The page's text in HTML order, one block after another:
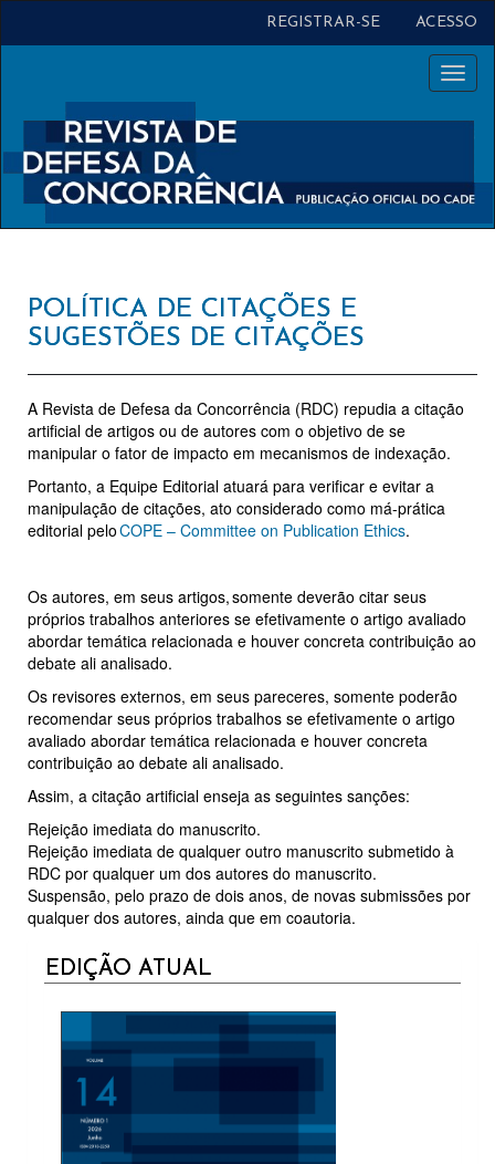
Lateral
REGISTRAR-SE ACESSO
POLÍTICA DE CITAÇÕES E
SUGESTÕES DE CITAÇÕES
A Revista de Defesa da Concorrência (RDC) repudia a citação
artificial de artigos ou de autores com o objetivo de se
manipular o fator de impacto em mecanismos de indexação.
Portanto, a Equipe Editorial atuará para verificar e evitar a
manipulação de citações, ato considerado como má-prática
editorial peloCOPE – Committee on Publication Ethics.
Os autores, em seus artigos, somente deverão citar seus
próprios trabalhos anteriores se efetivamente o artigo avaliado
abordar temática relacionada e houver concreta contribuição ao
debate ali analisado.
Os revisores externos, em seus pareceres, somente poderão
recomendar seus próprios trabalhos se efetivamente o artigo
avaliado abordar temática relacionada e houver concreta
contribuição ao debate ali analisado.
Assim, a citação artificial enseja as seguintes sanções:
Rejeição imediata do manuscrito.
Rejeição imediata de qualquer outro manuscrito submetido à
RDC por qualquer um dos autores do manuscrito.
Suspensão, pelo prazo de dois anos, de novas submissões por
qualquer dos autores, ainda que em coautoria.
CURRENT
EDIÇÃO ATUAL